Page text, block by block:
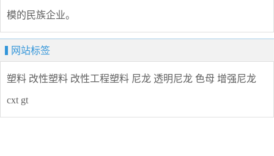
模的民族企业。
网站标签
塑料 改性塑料 改性工程塑料 尼龙 透明尼龙 色母 增强尼龙
cxt gt